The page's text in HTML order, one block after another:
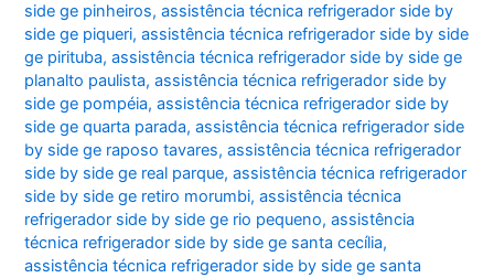
side ge pinheiros,assistência técnica refrigerador side by
side ge piqueri,assistência técnica refrigerador side by side
ge pirituba,assistência técnica refrigerador side by side ge
planalto paulista,assistência técnica refrigerador side by
side ge pompéia,assistência técnica refrigerador side by
side ge quarta parada,assistência técnica refrigerador side
by side ge raposo tavares,assistência técnica refrigerador
side by side ge real parque,assistência técnica refrigerador
side by side ge retiro morumbi,assistência técnica
refrigerador side by side ge rio pequeno,assistência
técnica refrigerador side by side ge santa cecília,
assistência técnica refrigerador side by side ge santa